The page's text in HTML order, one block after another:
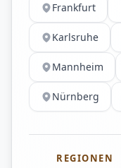
Frankfurt
Karlsruhe
Mannheim
Nürnberg
REGIONEN